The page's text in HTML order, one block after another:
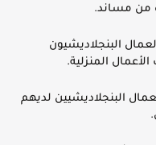
من مساند.
البنجلاديشيون
المنزلية.
البنجلاديشيين لديهم